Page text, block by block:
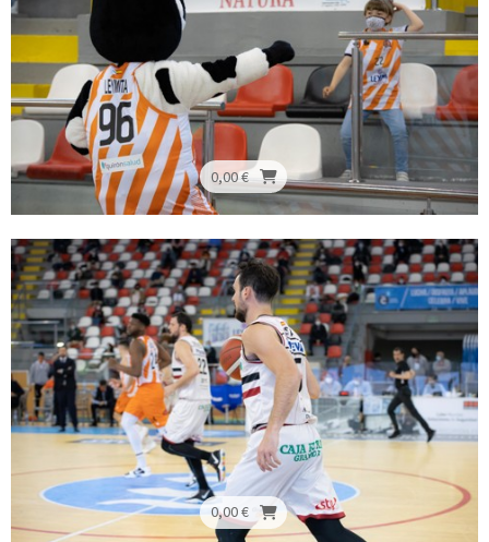
0,00 €
0,00 €